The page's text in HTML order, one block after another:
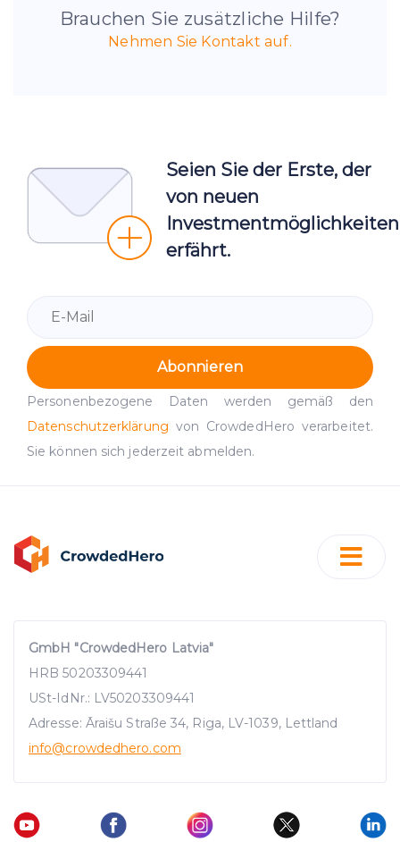
Brauchen Sie zusätzliche Hilfe?
Nehmen Sie Kontakt auf.
Seien Sie der Erste, der
von neuen
Investmentmöglichkeiten
erfährt.
Abonnieren
Personenbezogene Daten werden gemäß den
Datenschutzerklärung von CrowdedHero verarbeitet.
Sie können sich jederzeit abmelden.
GmbH "CrowdedHero Latvia"
HRB 50203309441
USt-IdNr.: LV50203309441
Adresse: Āraišu Straße 34, Riga, LV-1039, Lettland
info@crowdedhero.com